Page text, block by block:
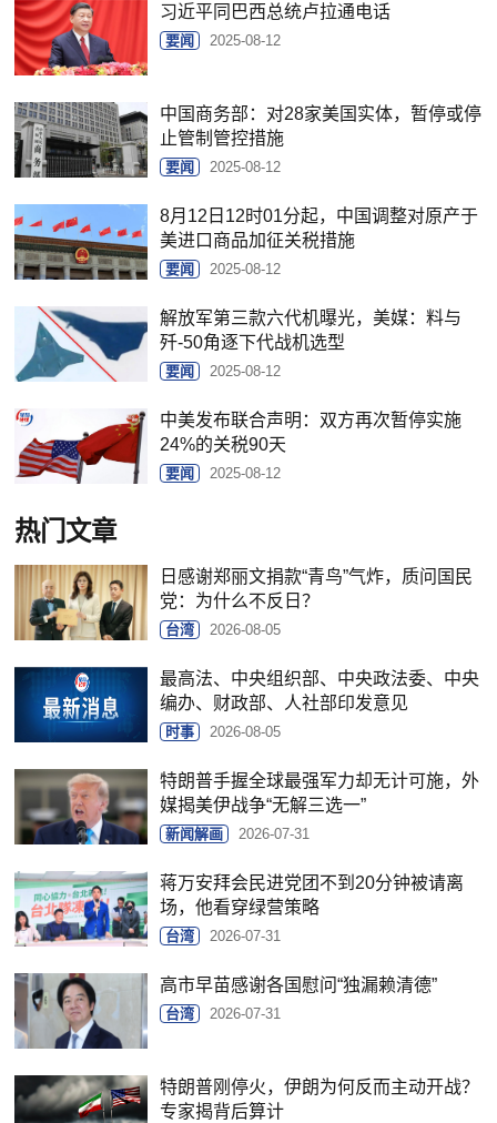
习近平同巴西总统卢拉通电话
要闻 2025-08-12
中国商务部：对28家美国实体，暂停或停
止管制管控措施
要闻 2025-08-12
8月12日12时01分起，中国调整对原产于
美进口商品加征关税措施
要闻 2025-08-12
解放军第三款六代机曝光，美媒：料与
歼-50角逐下代战机选型
要闻 2025-08-12
中美发布联合声明：双方再次暂停实施
24%的关税90天
要闻 2025-08-12
热门文章
日感谢郑丽文捐款“青鸟”气炸，质问国民
党：为什么不反日？
台湾 2026-08-05
最高法、中央组织部、中央政法委、中央
编办、财政部、人社部印发意见
时事 2026-08-05
特朗普手握全球最强军力却无计可施，外
媒揭美伊战争“无解三选一”
新闻解画 2026-07-31
蒋万安拜会民进党团不到20分钟被请离
场，他看穿绿营策略
台湾 2026-07-31
高市早苗感谢各国慰问“独漏赖清德”
台湾 2026-07-31
特朗普刚停火，伊朗为何反而主动开战？
专家揭背后算计